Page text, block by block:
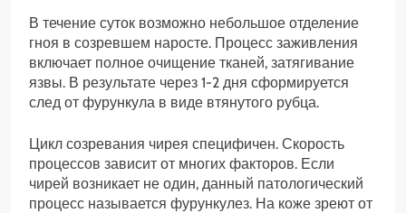
В течение суток возможно небольшое отделение
гноя в созревшем наросте. Процесс заживления
включает полное очищение тканей, затягивание
язвы. В результате через 1-2 дня сформируется
след от фурункула в виде втянутого рубца.
Цикл созревания чирея специфичен. Скорость
процессов зависит от многих факторов. Если
чирей возникает не один, данный патологический
процесс называется фурункулез. На коже зреют от